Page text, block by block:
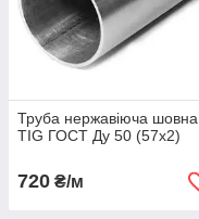
Труба нержавіюча шовна
TIG ГОСТ Ду 50 (57x2)
720 ₴/м